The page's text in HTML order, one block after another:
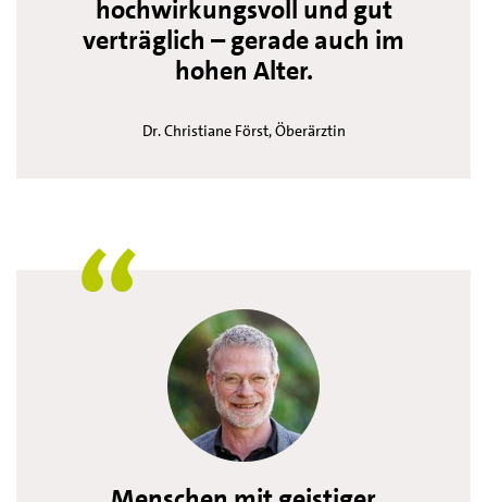
hochwirkungsvoll und gut
verträglich – gerade auch im
hohen Alter.
Dr. Christiane Först, Öberärztin